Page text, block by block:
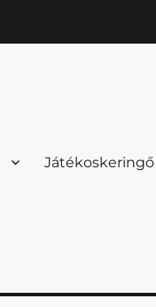
Játékoskeringő